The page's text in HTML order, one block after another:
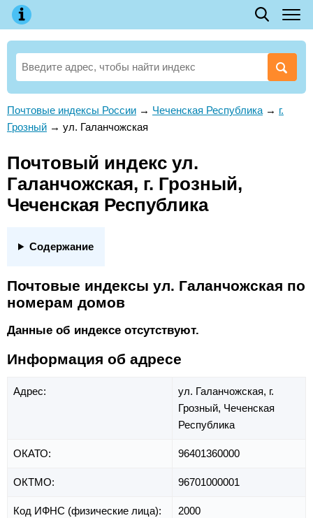
Почтовые индексы России → Чеченская Республика → г.
Грозный → ул. Галанчожская
Почтовый индекс ул.
Галанчожская, г. Грозный,
Чеченская Республика
Содержание
Почтовые индексы ул. Галанчожская по
номерам домов
Данные об индексе отсутствуют.
Информация об адресе
Адрес: ул. Галанчожская, г.
Грозный, Чеченская
Республика
ОКАТО: 96401360000
ОКТМО: 96701000001
Код ИФНС (физические лица): 2000